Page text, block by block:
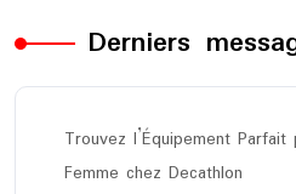
Derniers
Trouvez l’Équipement
Femme chez Decathlon